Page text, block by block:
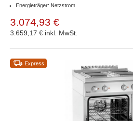
Energieträger: Netzstrom
3.074,93 €
3.659,17 € inkl. MwSt.
Express